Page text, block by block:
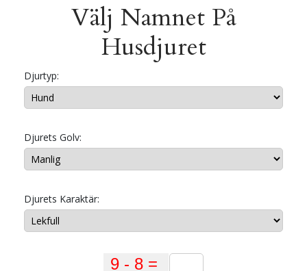
Välj Namnet På
Husdjuret
Djurtyp:
Djurets Golv:
Djurets Karaktär: